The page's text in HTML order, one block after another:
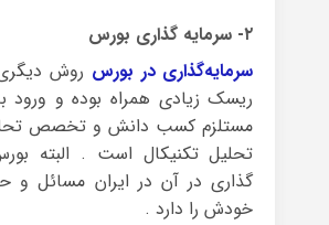
۲- سرمایه گذاری بورس
سرمایه‌گذاری در بورس روش
ریسک زیادی همراه بوده و ورود
مستلزم کسب دانش و تخصص
تحلیل تکنیکال است . البته
گذاری در آن در ایران مسائل
خودش را دارد .